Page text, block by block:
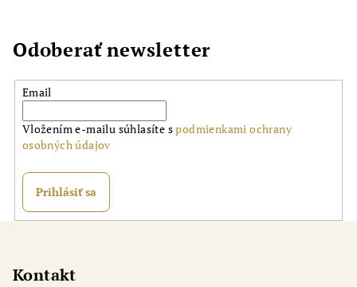
Odoberať newsletter
Email
Vložením e-mailu súhlasíte spodmienkami ochrany
osobných údajov
Prihlásiť sa
Kontakt